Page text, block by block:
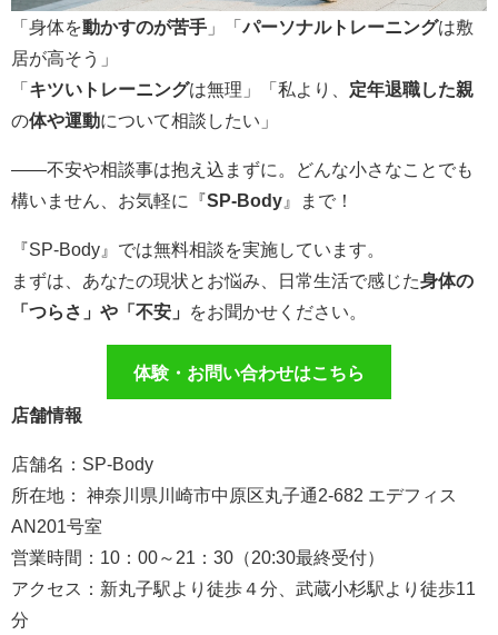
「身体を動かすのが苦手 」「 パーソナルトレーニングは敷
居が高そう」
「 キツいトレーニングは無理」「私より、 定年退職した親
の体や運動について相談したい」
――不安や相談事は抱え込まずに。どんな小さなことでも
構いません、お気軽に『SP-Body 』まで！
『SP-Body』では無料相談を実施しています。
まずは、あなたの現状とお悩み、日常生活で感じた身体の
「つらさ」や「不安」
をお聞かせください。
体験・お問い合わせはこちら
店舗情報
店舗名：SP-Body
所在地： 神奈川県川崎市中原区丸子通2-682 エデフィス
AN201号室
営業時間：10：00～21：30（20:30最終受付）
アクセス：新丸子駅より徒歩４分、武蔵小杉駅より徒歩11
分